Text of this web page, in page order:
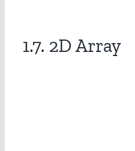
1.7. 2D Array